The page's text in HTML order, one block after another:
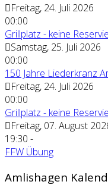
Freitag, 24. Juli 2026
00:00
Grillplatz - keine
Samstag, 25. Juli 2026
00:00
150 Jahre Liederkranz
Freitag, 24. Juli 2026
00:00
Grillplatz - keine
Freitag, 07. August
19:30 -
FFW Übung
Amlishagen